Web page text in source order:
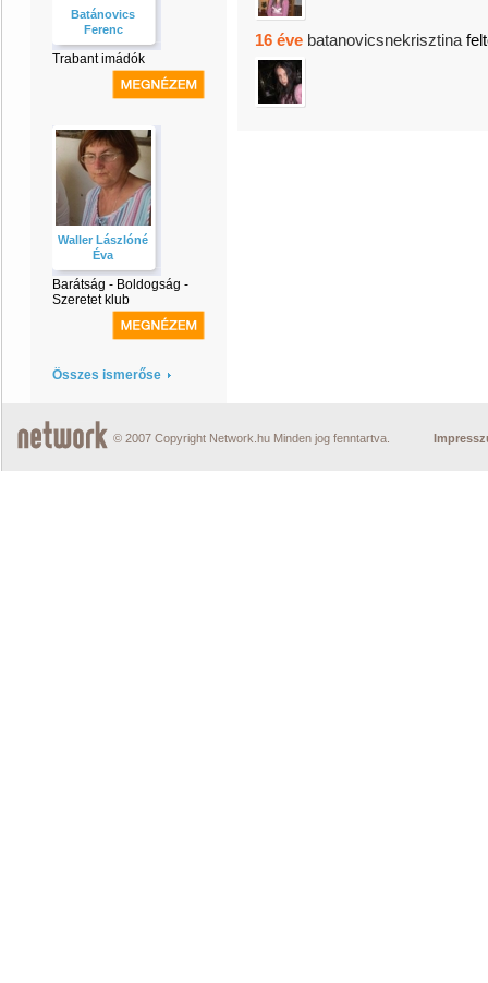
Batánovics
Ferenc
Trabant imádók
Waller Lászlóné
Éva
Barátság - Boldogság -
Szeretet klub
Összes ismerőse
16 éve batanovicsnekrisztina
© 2007 Copyright Network.hu Minden jog fenntartva.